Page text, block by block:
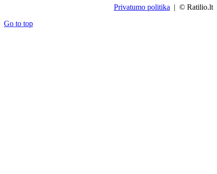
Privatumo politika | © Ratilio.lt
Go to top